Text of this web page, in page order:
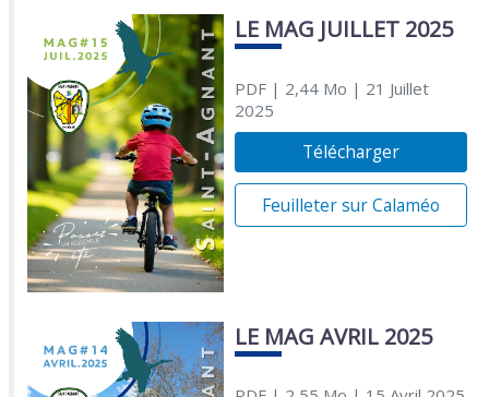
LE MAG JUILLET 2025
PDF| 2,44 Mo | 21 Juillet
2025
Télécharger
Feuilleter sur Calaméo
LE MAG AVRIL 2025